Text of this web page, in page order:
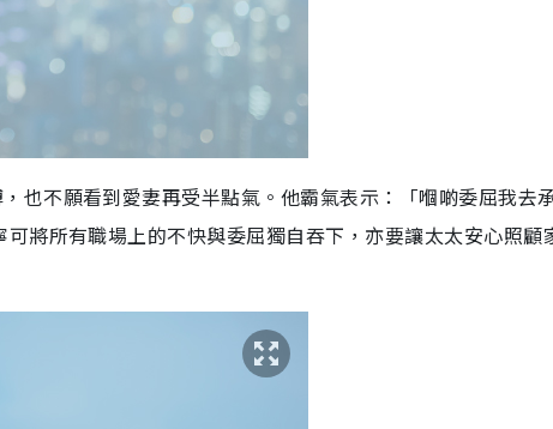
也不願看到愛妻再受半點氣。他霸氣表示：「嗰啲委屈我去
將所有職場上的不快與委屈獨自吞下，亦要讓太太安心照顧